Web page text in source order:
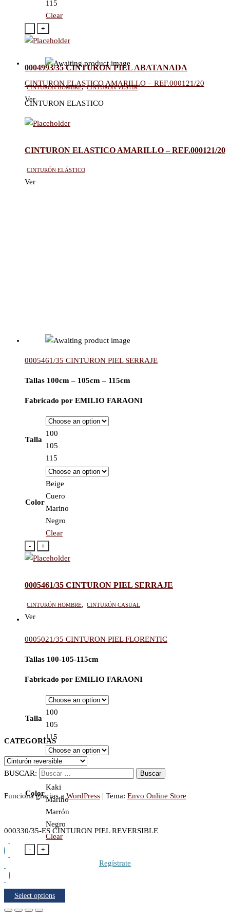
115
Clear
- +
0004993/35 CINTURON PIEL ABATANADA
Cinturón hombre,Cinturón vestir
Ver
CINTURON ELASTICO AMARILLO – REF.000121/20
CINTURON ELASTICO
CINTURON ELASTICO AMARILLO – REF.000121/20
Cinturón elástico
Ver
0005461/35 CINTURON PIEL SERRAJE
Tallas 100cm – 105cm – 115cm
Fabricado por EMILIO FARAONI
Talla
100
105
115
Color
Beige
Cuero
Marino
Negro
Clear
- +
0005461/35 CINTURON PIEL SERRAJE
Cinturón hombre, Cinturón casual
Ver
0005021/35 CINTURON PIEL FLORENTIC
Tallas 100-105-115cm
Fabricado por EMILIO FARAONI
Talla
100
105
115
Color
Burdeos
Cuero
Kaki
Marino
Marrón
Negro
Clear
- +
CATEGORÍAS
BUSCAR:
Funciona gracias a WordPress | Tema: Envo Online Store
000330/35-ES CINTURON PIEL REVERSIBLE
Regístrate
Select options